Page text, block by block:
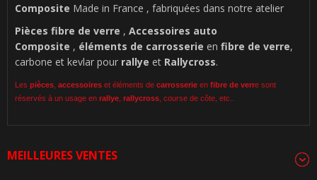
Composite Made in France , fabriquées dans notre atelier
Pièces fibre de verre , Accessoires auto
Composite , éléments de carrosserie en fibre de verre,
carbone et kevlar pour rallye et Rallycross.
Les pièces accessoires et éléments de carrosserie en fibre de verre sont
réservés à un usage en rallye rallycross , course de côte, etc..
MEILLEURES VENTES